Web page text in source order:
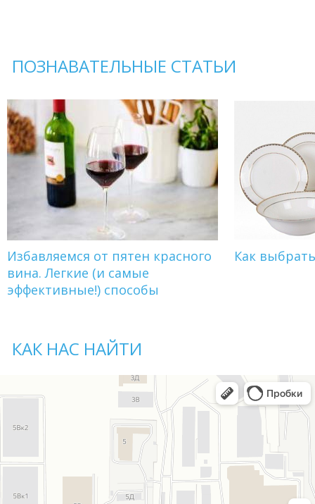
ПОЗНАВАТЕЛЬНЫЕ СТАТЬИ
Избавляемся от пятен красного
вина. Легкие (и самые
эффективные!) способы
Как
КАК НАС НАЙТИ